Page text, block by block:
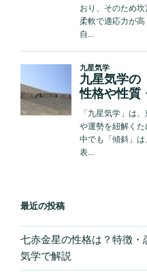
最近の投稿
七赤金星の性格は？特徴・
気学で解説